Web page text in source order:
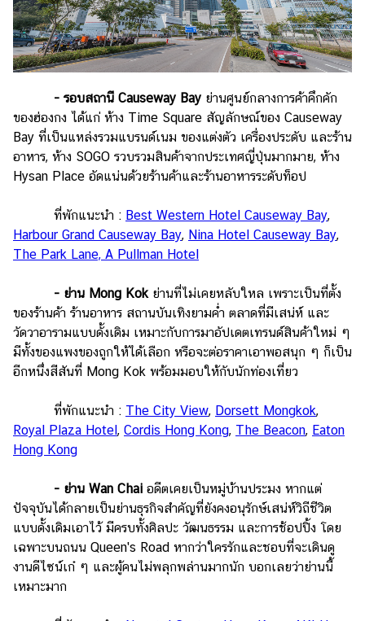
- รอบสถานี Causeway Bay ย่านศูนย์กลางการค้าคึกคัก
ของฮ่องกง ได้แก่ ห้าง Time Square สัญลักษณ์ของ Causeway
Bay ที่เป็นแหล่งรวมแบรนด์เนม ของแต่งตัว เครื่องประดับ และร้าน
อาหาร, ห้าง SOGO รวบรวมสินค้าจากประเทศญี่ปุ่นมากมาย, ห้าง
Hysan Place อัดแน่นด้วยร้านค้าและร้านอาหารระดับท็อป
ที่พักแนะนำ : Best Western Hotel Causeway Bay,
Harbour Grand Causeway Bay, Nina Hotel Causeway Bay,
The Park Lane, A Pullman Hotel
- ย่าน Mong Kokย่านที่ไม่เคยหลับใหล เพราะเป็นที่ตั้ง
ของร้านค้า ร้านอาหาร สถานบันเทิงยามค่ำ ตลาดที่มีเสน่ห์ และ
วัดวาอารามแบบดั้งเดิม เหมาะกับการมาอัปเดตเทรนด์สินค้าใหม่ ๆ
มีทั้งของแพงของถูกให้ได้เลือก หรือจะต่อราคาเอาพอสนุก ๆ ก็เป็น
อีกหนึ่งสีสันที่ Mong Kok พร้อมมอบให้กับนักท่องเที่ยว
ที่พักแนะนำ : The City View, Dorsett Mongkok,
Royal Plaza Hotel, Cordis Hong Kong, The Beacon, Eaton
Hong Kong
- ย่าน Wan Chai อดีตเคยเป็นหมู่บ้านประมง หากแต่
ปัจจุบันได้กลายเป็นย่านธุรกิจสำคัญที่ยังคงอนุรักษ์เสน่ห์วิถีชีวิต
แบบดั้งเดิมเอาไว้ มีครบทั้งศิลปะ วัฒนธรรม และการช้อปปิ้ง โดย
เฉพาะบนถนน Queen's Road หากว่าใครรักและชอบที่จะเดินดู
งานดีไซน์เก๋ ๆ และผู้คนไม่พลุกพล่านมากนัก บอกเลยว่าย่านนี้
เหมาะมาก